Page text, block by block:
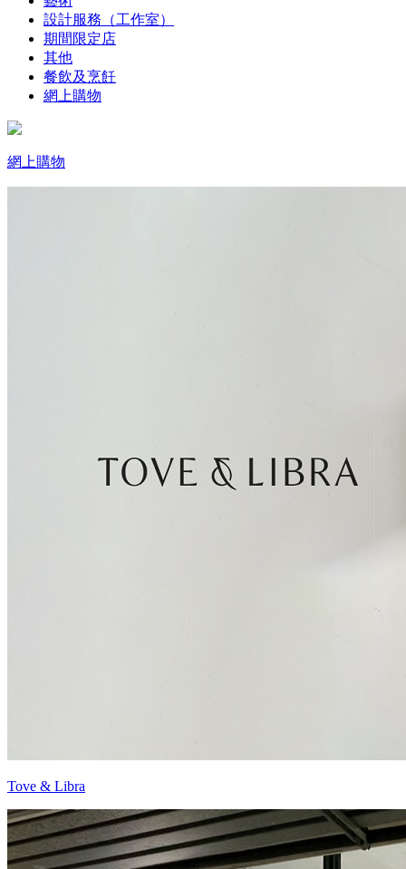
設計服務（工作室）
期間限定店
其他
餐飲及烹飪
網上購物
網上購物
Tove & Libra